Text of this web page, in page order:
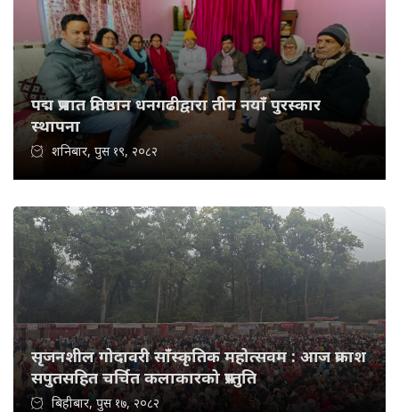
पद्म प्रभात प्रतिष्ठान धनगढीद्वारा तीन नयाँ पुरस्कार
स्थापना
शनिबार, पुस १९, २०८२
सृजनशील गोदावरी साँस्कृतिक महोत्सवम : आज प्रकाश
सपुतसहित चर्चित कलाकारको प्रस्तुति
बिहीबार, पुस १७, २०८२